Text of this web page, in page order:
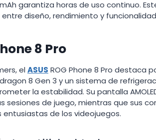
garantiza horas de uso continuo.
entre diseño, rendimiento y
8 Pro
el ASUS ROG Phone 8 Pro destaca
8 Gen 3 y un sistema de
la estabilidad. Su pantalla
sesiones de juego, mientras que sus
entusiastas de los videojuegos.